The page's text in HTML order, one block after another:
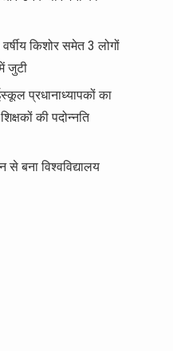
किशोर समेत 3 लोगों
जुटी
प्रधानाध्यापकों का
की पदोन्नति
बना विश्वविद्यालय